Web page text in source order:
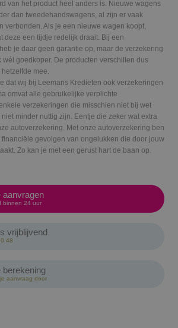
van het product heel anders is. Nieuwe wagens
dan tweedehandswagens, al zijn er vaak
verbonden. Als je een nieuwe wagen koopt,
deze een tijdje redelijk draait. Bij een
je daar geen garantie op, maar de verzekering
wél goedkoper. De producten verschillen dus
mee.
dat wij bij Leemans Kredieten ook verzekeringen
omvat alle gebruikelijke verplichte
verzekeringen die misschien niet bij wet
minder nuttig zijn. Eentje die zeker wat extra
autoverzekering. Met onze autoverzekering ben
gevolgen van ongelukken die door jouw
Zo kan je met een gerust hart de baan op.
aanvragen
binnen 24 uur
vrijblijvend
48
berekening
aanvraag door